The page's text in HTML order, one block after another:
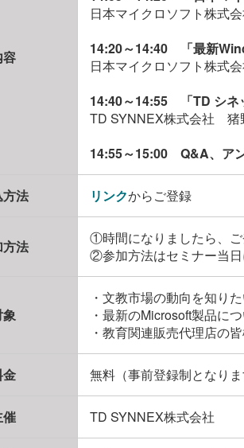
容
日本マイクロソフト株式
14:20～14:40 「最新
日本マイクロソフト株式
14:40～14:55 「TD シネ
TD SYNNEX株式会社 猪
14:55～15:00 Q&A、ア
法 リンクからご登録
法
①時間になりましたら、
②参加方法はセミナー当日
・文教市場の動向を知り
・最新のMicrosoft製品に
・教育関連販売代理店の
無料（事前登録制となりま
TD SYNNEX株式会社